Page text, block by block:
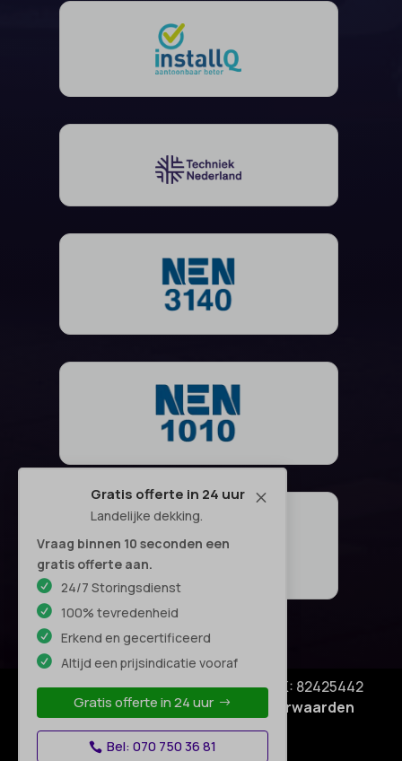
M
Gratis offerte in 24 uur
Landelijke dekking.
Vraag binnen 10 seconden een
gratis offerte aan.
24/7 Storingsdienst
100% tevredenheid
Erkend en gecertificeerd
Altijd een prijsindicatie vooraf
Gratis offerte in 24 uur
Bel: 070 750 36 81
© Copyright SA Elektro Experts - KVK: 82425442
Privacyverklaring|Algemene voorwaarden
Disclaimer–